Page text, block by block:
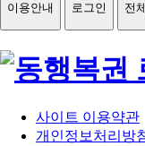
이용안내 로그인 전
사이트 이용약관
개인정보처리방